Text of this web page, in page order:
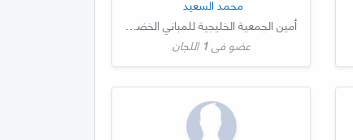
محمد السعيد
أمين الجمعية الخليجية للمباني الخضراء
عضو في1 اللجان